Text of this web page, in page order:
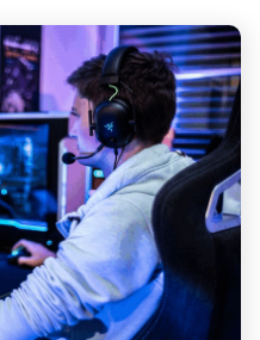
tu servidor de Discord